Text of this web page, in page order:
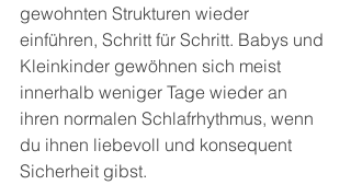
gewohnten Strukturen wieder
einführen, Schritt für Schritt. Babys und
Kleinkinder gewöhnen sich meist
innerhalb weniger Tage wieder an
ihren normalen Schlafrhythmus, wenn
du ihnen liebevoll und konsequent
Sicherheit gibst.